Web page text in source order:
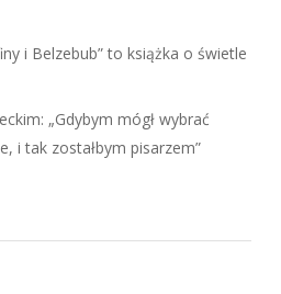
i Belzebub” to książka o świetle
„Gdybym mógł wybrać
i tak zostałbym pisarzem”